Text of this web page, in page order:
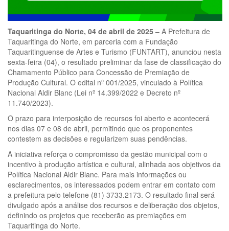
Taquaritinga do Norte, 04 de abril de 2025 – A Prefeitura de
Taquaritinga do Norte, em parceria com a Fundação
Taquaritinguense de Artes e Turismo (FUNTART), anunciou nesta
sexta-feira (04), o resultado preliminar da fase de classificação do
Chamamento Público para Concessão de Premiação de
Produção Cultural. O edital nº 001/2025, vinculado à Política
Nacional Aldir Blanc (Lei nº 14.399/2022 e Decreto nº
11.740/2023).
O prazo para interposição de recursos foi aberto e acontecerá
nos dias 07 e 08 de abril, permitindo que os proponentes
contestem as decisões e regularizem suas pendências.
A iniciativa reforça o compromisso da gestão municipal com o
incentivo à produção artística e cultural, alinhada aos objetivos da
Política Nacional Aldir Blanc. Para mais informações ou
esclarecimentos, os interessados podem entrar em contato com
a prefeitura pelo telefone (81) 3733.2173. O resultado final será
divulgado após a análise dos recursos e deliberação dos objetos,
definindo os projetos que receberão as premiações em
Taquaritinga do Norte.